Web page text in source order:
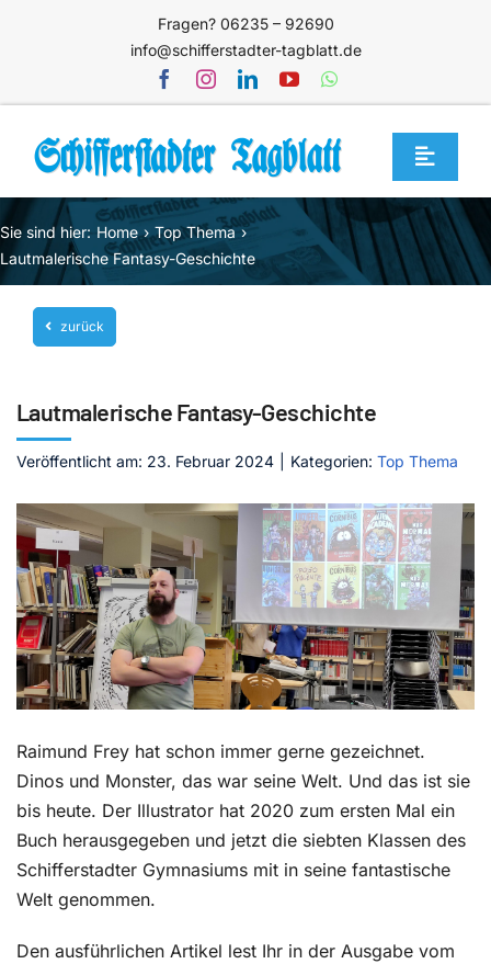
Fragen? 06235 – 92690
info@schifferstadter-tagblatt.de
Toggle
Home
Themen
Blog
Unternehmen
Mediathek
Kontakt
Sie sind hier: Home
Top Thema
Lautmalerische Fantasy-Geschichte
zurück
Lautmalerische Fantasy-Geschichte
Veröffentlicht am: 23. Februar 2024 Kategorien: Top Thema
Raimund Frey hat schon immer gerne gezeichnet.
Dinos und Monster, das war seine Welt. Und das ist sie
bis heute. Der Illustrator hat 2020 zum ersten Mal ein
Buch herausgegeben und jetzt die siebten Klassen des
Schifferstadter Gymnasiums mit in seine fantastische
Welt genommen.
Den ausführlichen Artikel lest Ihr in der Ausgabe vom